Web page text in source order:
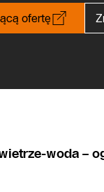
ofertę
woda –